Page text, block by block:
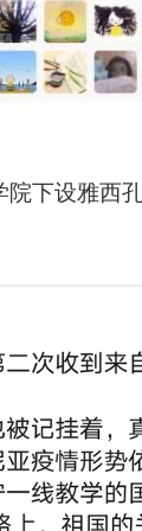
下设雅西